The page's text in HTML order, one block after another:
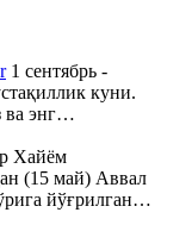
1 сентябрь -
куни.
энг…
Хайём
(15 май) Аввал
йўғрилган…